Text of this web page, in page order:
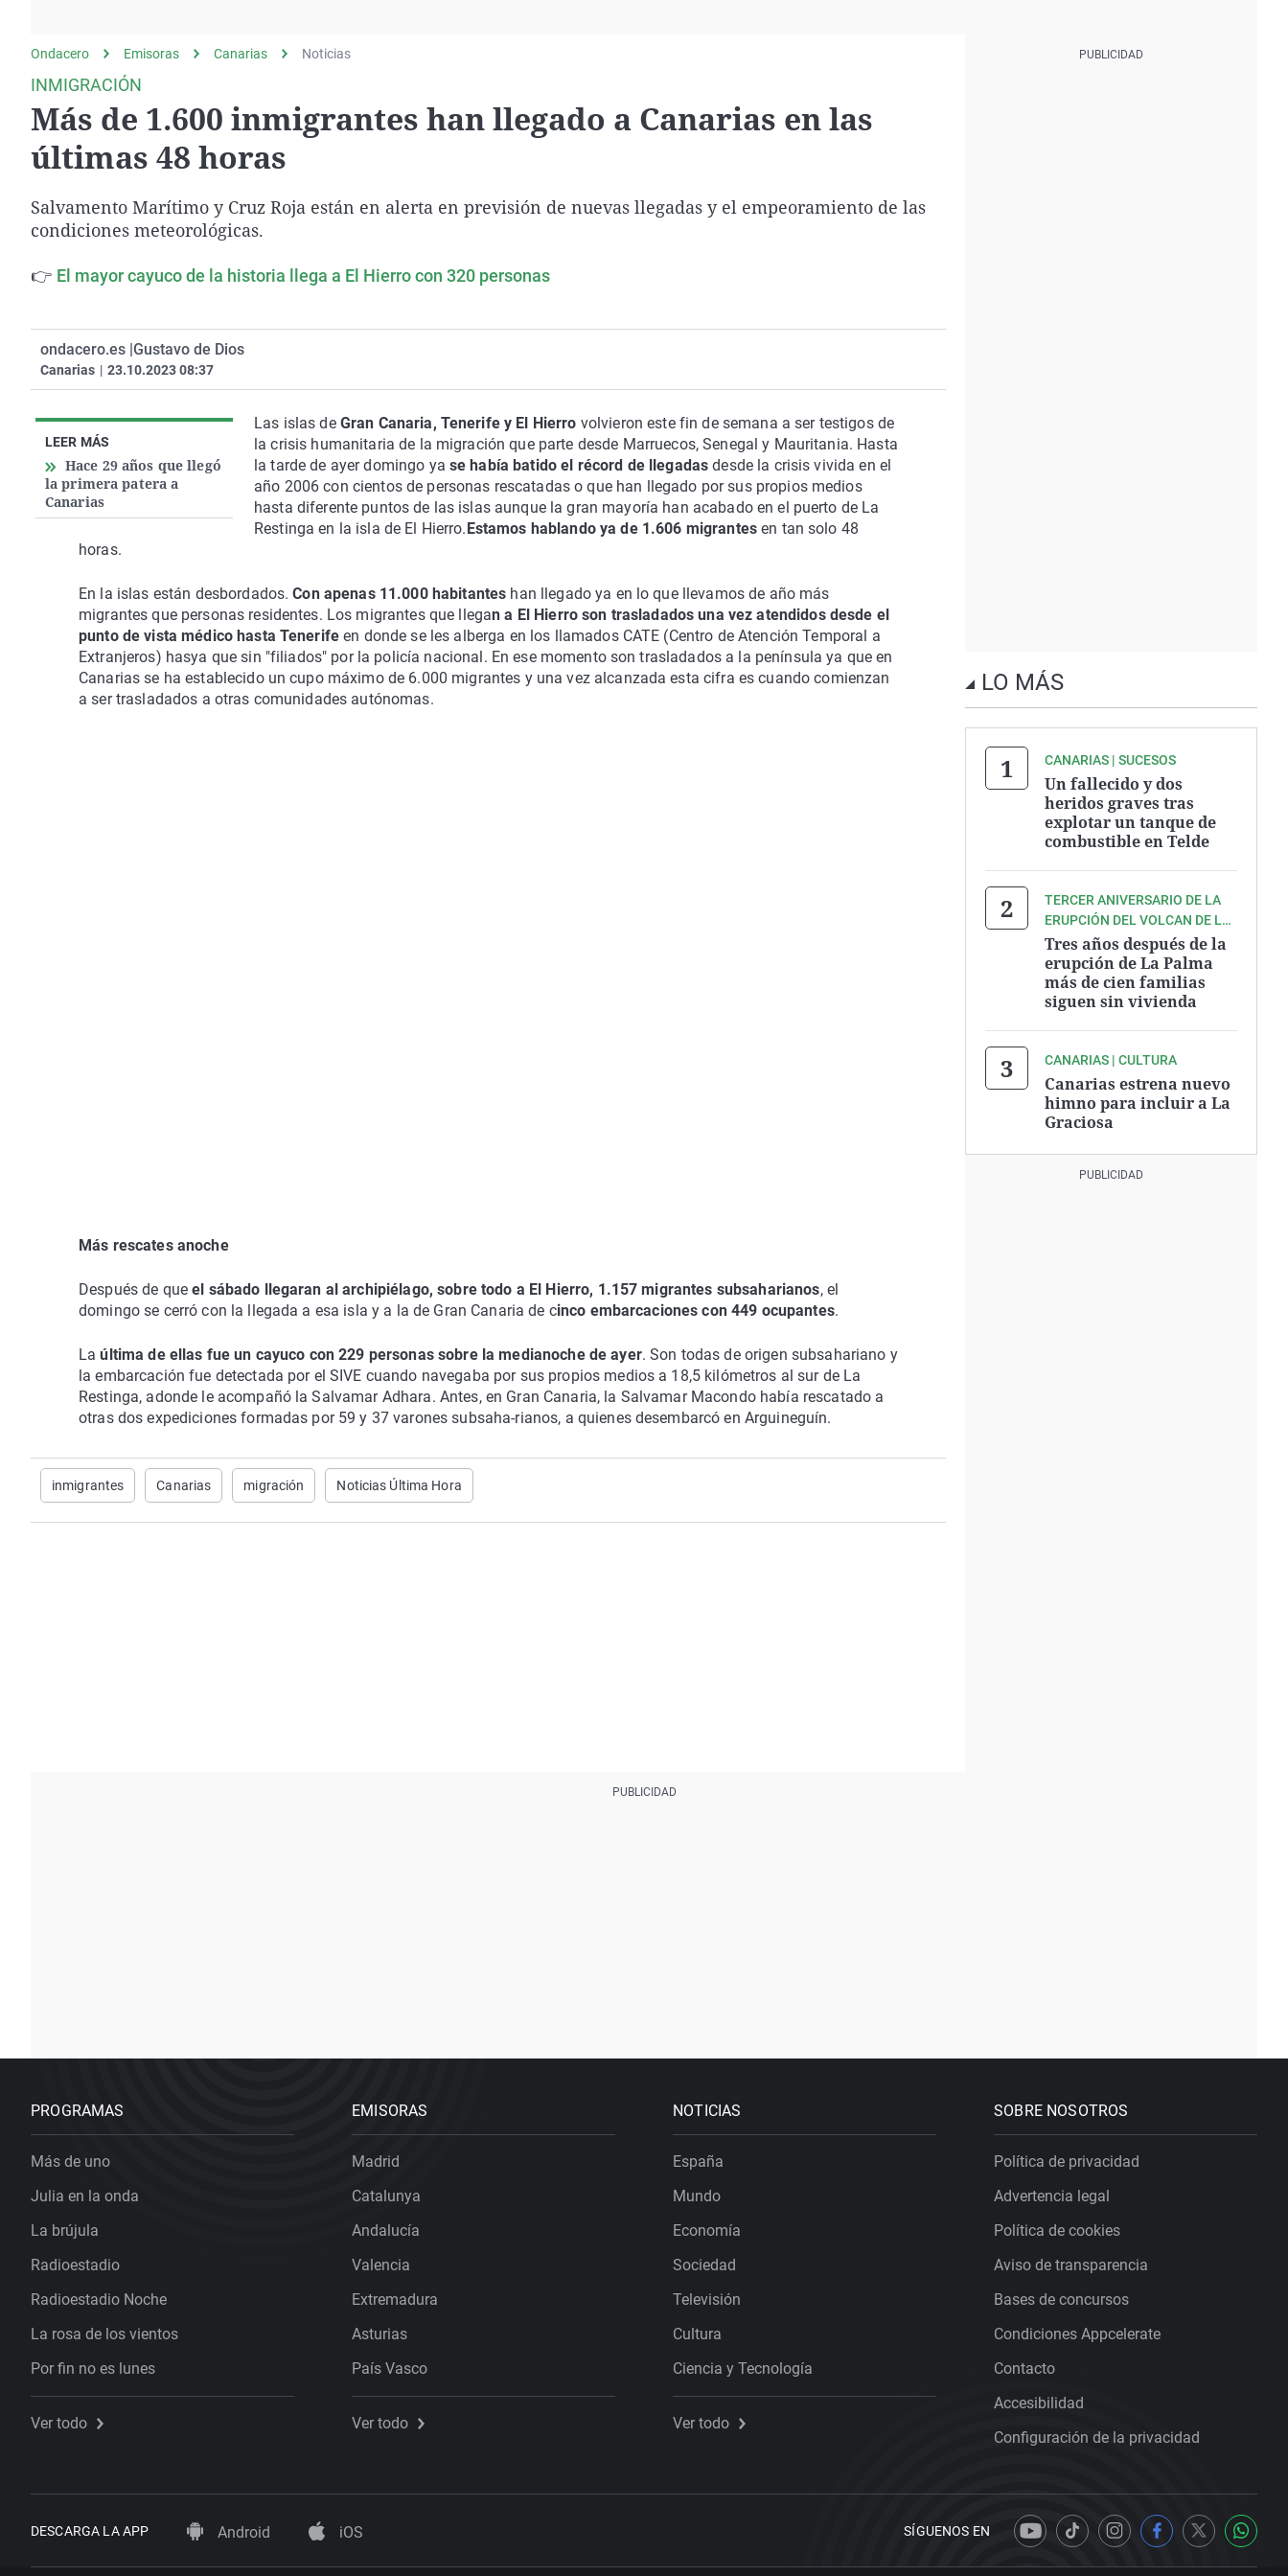
Operación Viuda
Negra
Ondacero Emisoras Canarias Noticias
INMIGRACIÓN
Más de 1.600 inmigrantes han llegado a Canarias en las
últimas 48 horas
Salvamento Marítimo y Cruz Roja están en alerta en previsión de nuevas llegadas y el empeoramiento de las
condiciones meteorológicas.
👉 El mayor cayuco de la historia llega a El Hierro con 320 personas
ondacero.es |Gustavo de Dios
Canarias | 23.10.2023 08:37
LEER MÁS
Hace 29 años que llegó
la primera patera a
Canarias
Las islas deGran Canaria, Tenerife y El Hierro volvieron este fin de semana a ser testigos de
la crisis humanitaria de la migración que parte desde Marruecos, Senegal y Mauritania. Hasta
la tarde de ayer domingo ya se había batido el récord de llegadasdesde la crisis vivida en el
año 2006 con cientos de personas rescatadas o que han llegado por sus propios medios
hasta diferente puntos de las islas aunque la gran mayoría han acabado en el puerto de La
Restinga en la isla de El Hierro.Estamos hablando ya de 1.606 migrantesen tan solo 48
horas.
En la islas están desbordados.Con apenas 11.000 habitantes han llegado ya en lo que llevamos de año más
migrantes que personas residentes. Los migrantes que llegan a El Hierro son trasladados una vez atendidos desde el
punto de vista médico hasta Tenerifeen donde se les alberga en los llamados CATE (Centro de Atención Temporal a
Extranjeros) hasya que sin "filiados" por la policía nacional. En ese momento son trasladados a la península ya que en
Canarias se ha establecido un cupo máximo de 6.000 migrantes y una vez alcanzada esta cifra es cuando comienzan
a ser trasladados a otras comunidades autónomas.
Más rescates anoche
Después de queel sábado llegaran al archipiélago, sobre todo a El Hierro, 1.157 migrantes subsaharianos, el
domingo se cerró con la llegada a esa isla y a la de Gran Canaria de cinco embarcaciones con 449 ocupantes.
La última de ellas fue un cayuco con 229 personas sobre la medianoche de ayer. Son todas de origen subsahariano y
la embarcación fue detectada por el SIVE cuando navegaba por sus propios medios a 18,5 kilómetros al sur de La
Restinga, adonde le acompañó la Salvamar Adhara. Antes, en Gran Canaria, la Salvamar Macondo había rescatado a
otras dos expediciones formadas por 59 y 37 varones subsaha-rianos, a quienes desembarcó en Arguineguín.
inmigrantes Canarias migración Noticias Última Hora
LO MÁS
CANARIAS | SUCESOS
Un fallecido y dos
heridos graves tras
explotar un tanque de
combustible en Telde
TERCER ANIVERSARIO DE LA
ERUPCIÓN DEL VOLCAN DE LA
PALMA
Tres años después de la
erupción de La Palma
más de cien familias
siguen sin vivienda
CANARIAS | CULTURA
Canarias estrena nuevo
himno para incluir a La
Graciosa
PROGRAMAS
Más de uno
Julia en la onda
La brújula
Radioestadio
Radioestadio Noche
La rosa de los vientos
Por fin no es lunes
Ver todo
EMISORAS
Madrid
Catalunya
Andalucía
Valencia
Extremadura
Asturias
País Vasco
Ver todo
NOTICIAS
España
Mundo
Economía
Sociedad
Televisión
Cultura
Ciencia y Tecnología
Ver todo
SOBRE NOSOTROS
Política de privacidad
Advertencia legal
Política de cookies
Aviso de transparencia
Bases de concursos
Condiciones Appcelerate
Contacto
Accesibilidad
Configuración de la privacidad
DESCARGA LA APP Android iOS SÍGUENOS EN